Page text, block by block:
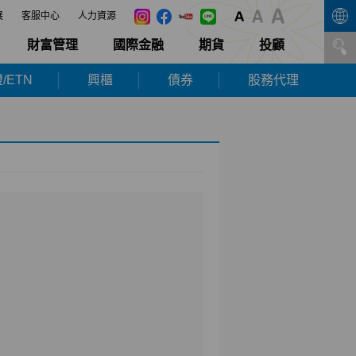
客服中心 人力資源
財富管理 國際金融 期貨 投顧
ETN 興櫃 債券 股務代理